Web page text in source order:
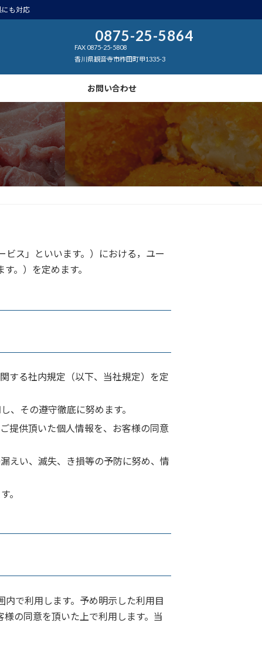
も対応
0875-25-5864
FAX 0875-25-5808
香川県観音寺市柞田町甲1335-3
お問い合わせ
ス」といいます。）における，ユー
。）を定めます。
する社内規定（以下、当社規定）を定
、その遵守徹底に努めます。
提供頂いた個人情報を、お客様の同意
えい、滅失、き損等の予防に努め、情
。
で利用します。予め明示した利用目
の同意を頂いた上で利用します。当